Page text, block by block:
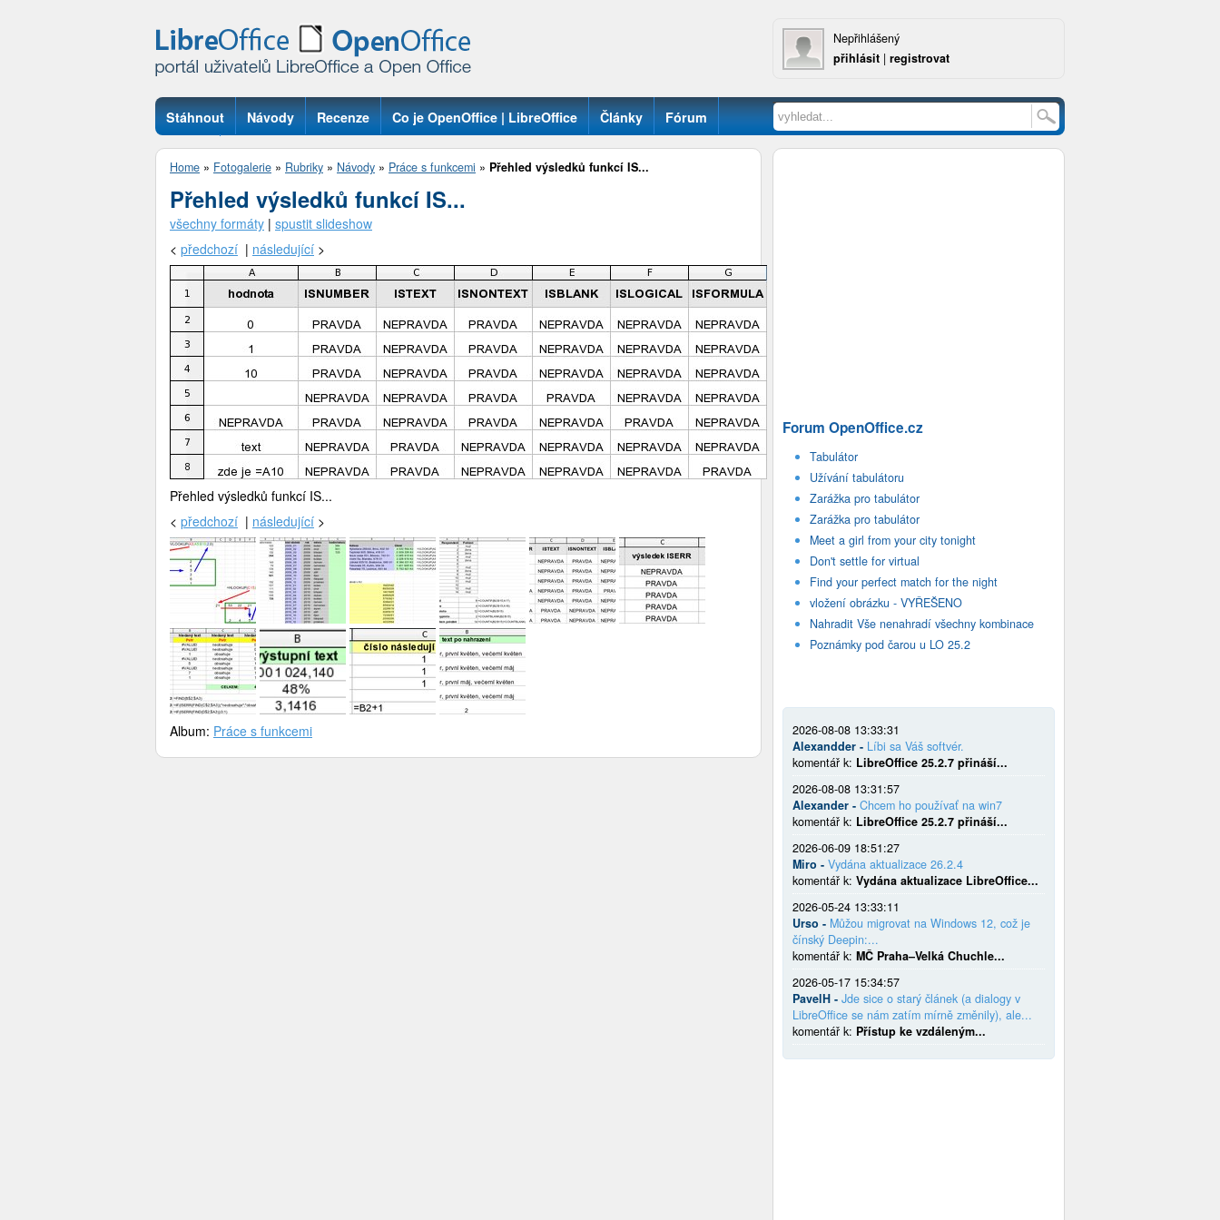
Nepřihlášený
přihlásit | registrovat
Stáhnout Návody Recenze Co je OpenOffice | LibreOffice Články Fórum
Otázky
Home » Fotogalerie » Rubriky » Návody » Práce s funkcemi » Přehled výsledků funkcí IS...
Přehled výsledků funkcí IS...
všechny formáty | spustit slideshow
< předchozí | následující >
Přehled výsledků funkcí IS...
< předchozí | následující >
Album: Práce s funkcemi
Forum OpenOffice.cz
Tabulátor
Užívání tabulátoru
Zarážka pro tabulátor
Zarážka pro tabulátor
Meet a girl from your city tonight
Don't settle for virtual
Find your perfect match for the night
vložení obrázku - VYŘEŠENO
Nahradit Vše nenahradí všechny kombinace
Poznámky pod čarou u LO 25.2
2026-08-08 13:33:31
Alexandder - Líbi sa Váš softvér.
komentář k: LibreOffice 25.2.7 přináší...
2026-08-08 13:31:57
Alexander - Chcem ho používať na win7
komentář k: LibreOffice 25.2.7 přináší...
2026-06-09 18:51:27
Miro - Vydána aktualizace 26.2.4
komentář k: Vydána aktualizace LibreOffice...
2026-05-24 13:33:11
Urso - Můžou migrovat na Windows 12, což je
čínský Deepin:...
komentář k: MČ Praha–Velká Chuchle...
2026-05-17 15:34:57
PavelH - Jde sice o starý článek (a dialogy v
LibreOffice se nám zatím mírně změnily), ale...
komentář k: Přístup ke vzdáleným...